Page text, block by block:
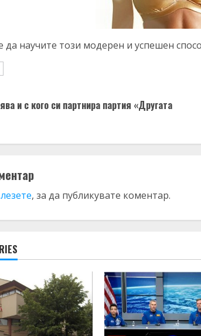
да научите този модерен и успешен
и с кого си партнира партия «Другата
, за да публикувате коментар.